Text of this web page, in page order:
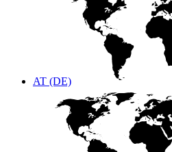
AT (DE)